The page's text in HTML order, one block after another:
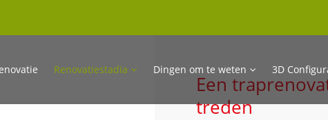
Renovatiestadia Dingen om te weten 3D
Een
treden